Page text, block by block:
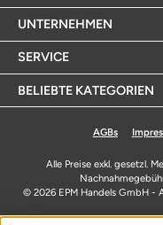
UNTERNEHMEN
SERVICE
BELIEBTE KATEGORIEN
AGBs
Alle Preise exkl. gesetzl.
© 2026 EPM Handels GmbH -